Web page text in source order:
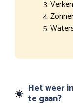
Het weer
te gaan?